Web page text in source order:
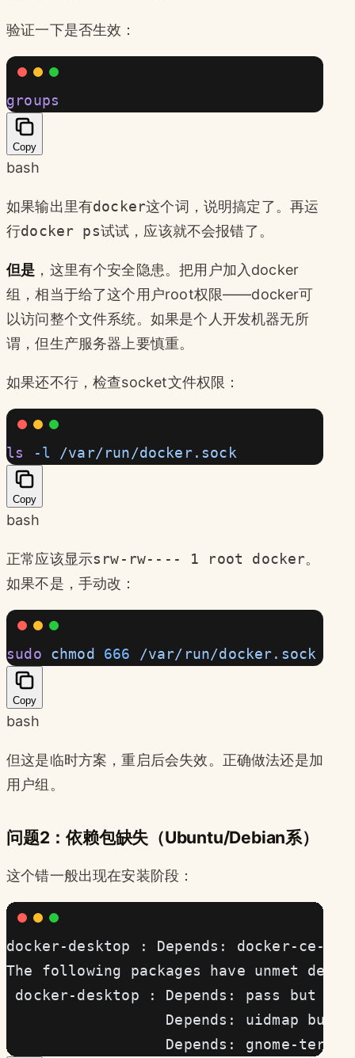
验证一下是否生效：
groups
Copy
bash
如果输出里有docker这个词，说明搞定了。再运
行docker ps试试，应该就不会报错了。
但是 ，这里有个安全隐患。把用户加入docker
组，相当于给了这个用户root权限——docker可
以访问整个文件系统。如果是个人开发机器无所
谓，但生产服务器上要慎重。
如果还不行，检查socket文件权限：
ls -l /var/run/docker.sock
Copy
bash
正常应该显示srw-rw---- 1 root docker。
如果不是，手动改：
sudo chmod 666 /var/run/docker.sock
Copy
bash
但这是临时方案，重启后会失效。正确做法还是加
用户组。
问题2：依赖包缺失（Ubuntu/Debian系）
这个错一般出现在安装阶段：
docker-desktop : Depends: docker-
The following packages have unmet
docker-desktop : Depends: pass but
Depends: uidmap but
Depends: gnome-